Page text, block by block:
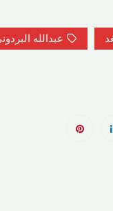
عبدالله